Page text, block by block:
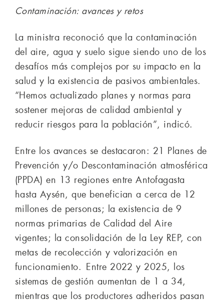
Contaminación: avances y retos
La ministra reconoció que la contaminación
del aire, agua y suelo sigue siendo uno de los
desafíos más complejos por su impacto en la
salud y la existencia de pasivos ambientales.
“Hemos actualizado planes y normas para
sostener mejoras de calidad ambiental y
reducir riesgos para la población”, indicó.
Entre los avances se destacaron: 21 Planes de
Prevención y/o Descontaminación atmosférica
(PPDA) en 13 regiones entre Antofagasta
hasta Aysén, que benefician a cerca de 12
millones de personas; la existencia de 9
normas primarias de Calidad del Aire
vigentes; la consolidación de la Ley REP, con
metas de recolección y valorización en
funcionamiento. Entre 2022 y 2025, los
sistemas de gestión aumentan de 1 a 34,
mientras que los productores adheridos pasan